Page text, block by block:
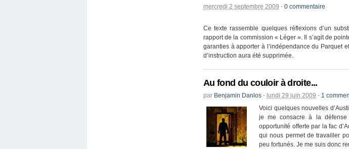
mercredi 2 septembre 2009 ⋅ 0 commentaire
Ce texte rassemble quelques réflexions d’un
rapport de la commission « Léger ». Il s’agit de
garanties à apporter à l’indépendance du Parquet
d’instruction aura été supprimée.
Au fond du couloir à droite...
par Benjamin Danlos ⋅ lundi 29 juin 2009 ⋅ 1
Voici quelques nouvelles
je me consacre à la défense
opportunité offerte par la fac
qui nous permet de travailler
peu fortunés. Je me suis donc